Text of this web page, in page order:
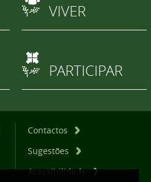
VIVER
PARTICIPAR
Contactos
Sugestões
Acessibilidade